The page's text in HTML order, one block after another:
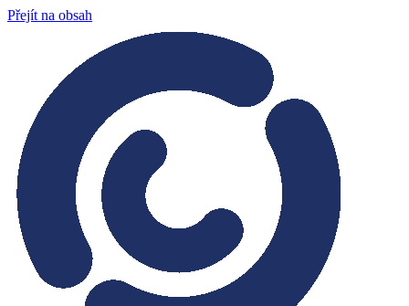
Přejít na obsah